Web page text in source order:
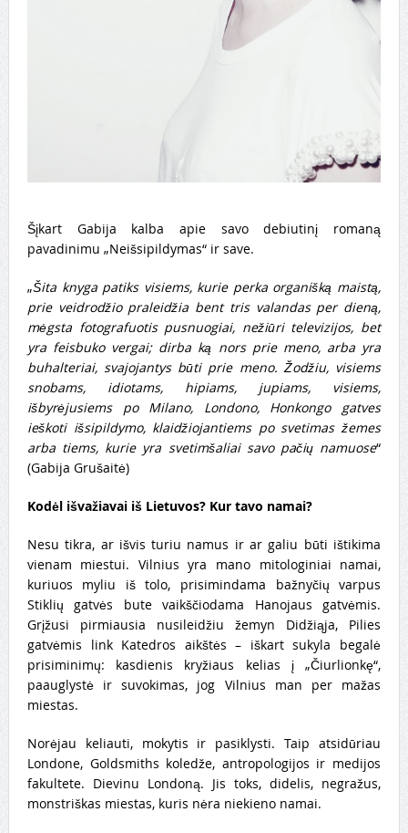
Šįkart Gabija kalba apie savo debiutinį romaną
pavadinimu „Neišsipildymas“ ir save.
„Šita knyga patiks visiems, kurie perka organišką maistą,
prie veidrodžio praleidžia bent tris valandas per dieną,
mėgsta fotografuotis pusnuogiai, nežiūri televizijos, bet
yra feisbuko vergai; dirba ką nors prie meno, arba yra
buhalteriai, svajojantys būti prie meno. Žodžiu, visiems
snobams, idiotams, hipiams, jupiams, visiems,
išbyrėjusiems po Milano, Londono, Honkongo gatves
ieškoti išsipildymo, klaidžiojantiems po svetimas žemes
arba tiems, kurie yra svetimšaliai savo pačių namuose“
(Gabija Grušaitė)
Kodėl išvažiavai iš Lietuvos? Kur tavo namai?
Nesu tikra, ar išvis turiu namus ir ar galiu būti ištikima
vienam miestui. Vilnius yra mano mitologiniai namai,
kuriuos myliu iš tolo, prisimindama bažnyčių varpus
Stiklių gatvės bute vaikščiodama Hanojaus gatvėmis.
Grįžusi pirmiausia nusileidžiu žemyn Didžiąja, Pilies
gatvėmis link Katedros aikštės – iškart sukyla begalė
prisiminimų: kasdienis kryžiaus kelias į „Čiurlionkę“,
paauglystė ir suvokimas, jog Vilnius man per mažas
miestas.
Norėjau keliauti, mokytis ir pasiklysti. Taip atsidūriau
Londone, Goldsmiths koledže, antropologijos ir medijos
fakultete. Dievinu Londoną. Jis toks, didelis, negražus,
monstriškas miestas, kuris nėra niekieno namai.